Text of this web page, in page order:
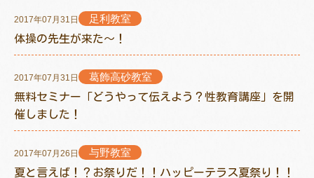
2017年07月31日 足利教室
体操の先生が来た～！
2017年07月31日 葛飾高砂教室
無料セミナー「どうやって伝えよう？性教育講座」を開
催しました！
2017年07月26日 与野教室
夏と言えば！？お祭りだ！！ハッピーテラス夏祭り！！